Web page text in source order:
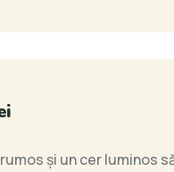
şi un cer luminos